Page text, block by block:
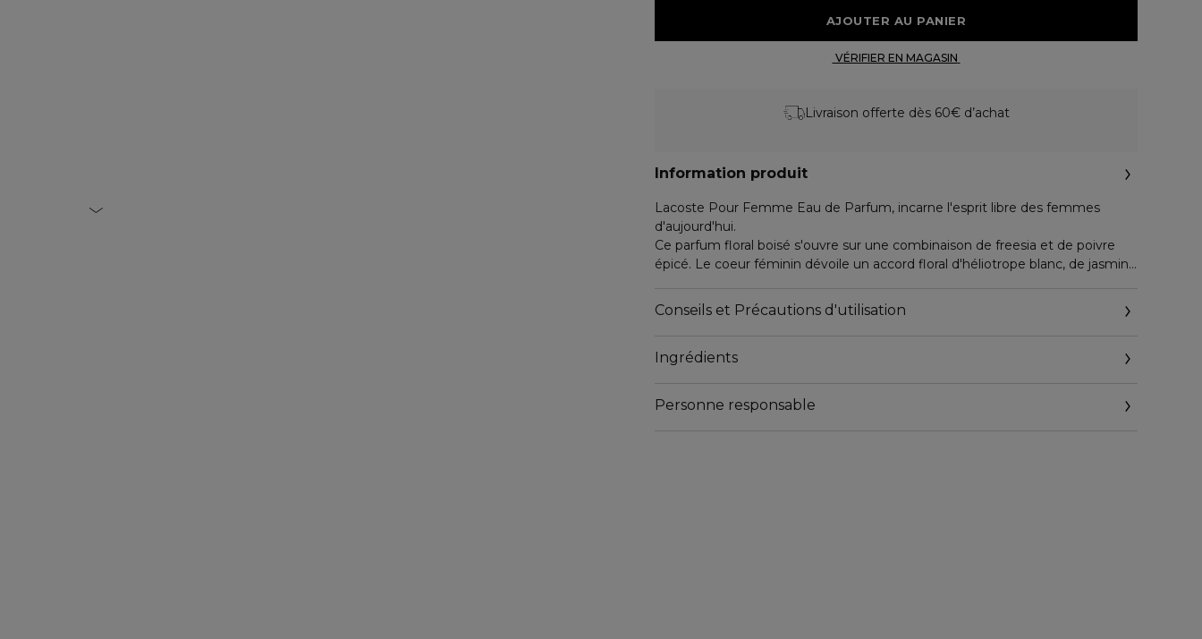
Livraison offerte dès 60€ d’achat
Information produit
Lacoste Pour Femme Eau de Parfum, incarne l'esprit libre des femmes
d'aujourd'hui.
Ce parfum floral boisé s'ouvre sur une combinaison de freesia et de poivre
épicé. Le coeur féminin dévoile un accord floral d'héliotrope blanc, de jasmin
de la structure et de l'élégance à cette fragrance signature.
distingue par sa silhouette élancée. L'étui reprend la ligne du flacon dans des
Made In France, cette fragrance a été créée grâce au savoir-faire français.
Conseils et Précautions d'utilisation
Ingrédients
Personne responsable